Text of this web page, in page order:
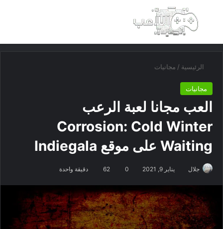
بحث عن
الرئيسية / مجانيات
مجانيات
العب مجانا لعبة الرعب
Corrosion: Cold Winter
Waiting على موقع Indiegala
جلال يناير 9, 2021 0
62 دقيقة واحدة